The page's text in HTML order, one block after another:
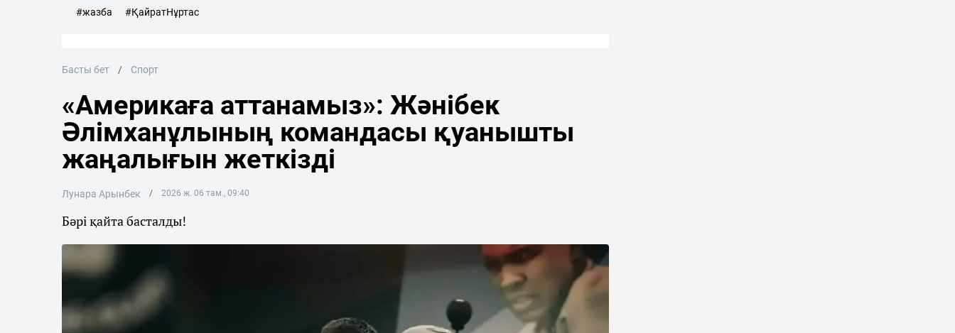
#жазба #ҚайратНұртас
Басты бет Спорт
«Америкаға аттанамыз»: Жәнібек
Әлімханұлының командасы қуанышты
жаңалығын жеткізді
Лунара Арынбек 2026 ж. 06 там., 09:40
Бәрі қайта басталды!